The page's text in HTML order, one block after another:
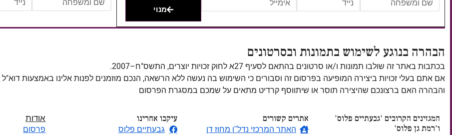
מנוי
הבהרה בנוגע לשימוש בתמונות ובסרטונים
בכתבות באתר זה שולבו תמונות ו/או סרטונים בהתאם לסעיף 27א לחוק זכויות יוצרים, התשס"ח–2007.
אם אתם בעלי זכויות ביצירה המופיעה בפרסום זה וסבורים כי השימוש בה נעשה ללא הרשאה, הנכם מוזמנים לפנות אלינו באמצעות דוא"ל
והבהרה האם ברצונכם שהיצירה תוסר או שיתווסף קרדיט מתאים על שמכם במסגרת הפרסום
המגזינים הקרובים 'גבעתיים פלוס'
ו'רמת גן פלוס'
אתרים קשורים
האתר המרכזי נדל"ן מחוז דן
עיקבו אחרינו
גבעתיים פלוס
אודות
פרסום